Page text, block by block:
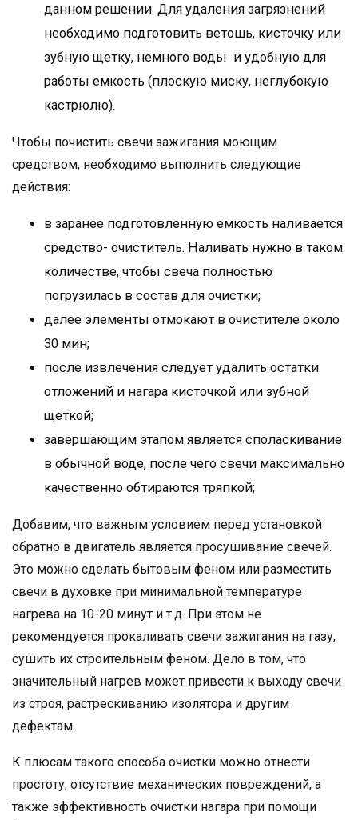
данном решении. Для удаления загрязнений
необходимо подготовить ветошь, кисточку или
зубную щетку, немного воды и удобную для
работы емкость (плоскую миску, неглубокую
кастрюлю).
Чтобы почистить свечи зажигания моющим
средством, необходимо выполнить следующие
действия:
в заранее подготовленную емкость наливается
средство- очиститель. Наливать нужно в таком
количестве, чтобы свеча полностью
погрузилась в состав для очистки;
далее элементы отмокают в очистителе около
30 мин;
после извлечения следует удалить остатки
отложений и нагара кисточкой или зубной
щеткой;
завершающим этапом является споласкивание
в обычной воде, после чего свечи максимально
качественно обтираются тряпкой;
Добавим, что важным условием перед установкой
обратно в двигатель является просушивание свечей.
Это можно сделать бытовым феном или разместить
свечи в духовке при минимальной температуре
нагрева на 10-20 минут и т.д. При этом не
рекомендуется прокаливать свечи зажигания на газу,
сушить их строительным феном. Дело в том, что
значительный нагрев может привести к выходу свечи
из строя, растрескиванию изолятора и другим
дефектам.
К плюсам такого способа очистки можно отнести
простоту, отсутствие механических повреждений, а
также эффективность очистки нагара при помощи